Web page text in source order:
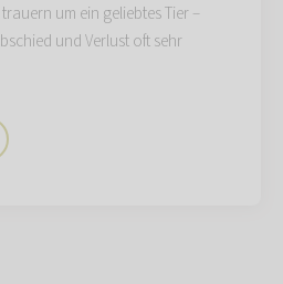
um ein geliebtes Tier –
und Verlust oft sehr